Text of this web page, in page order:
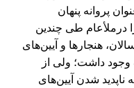
پروانه پنهان
درملأعام طی چندین
هنجارها و آیین‌های
وجود داشت؛ ولی از
ناپدید شدن آیین‌های